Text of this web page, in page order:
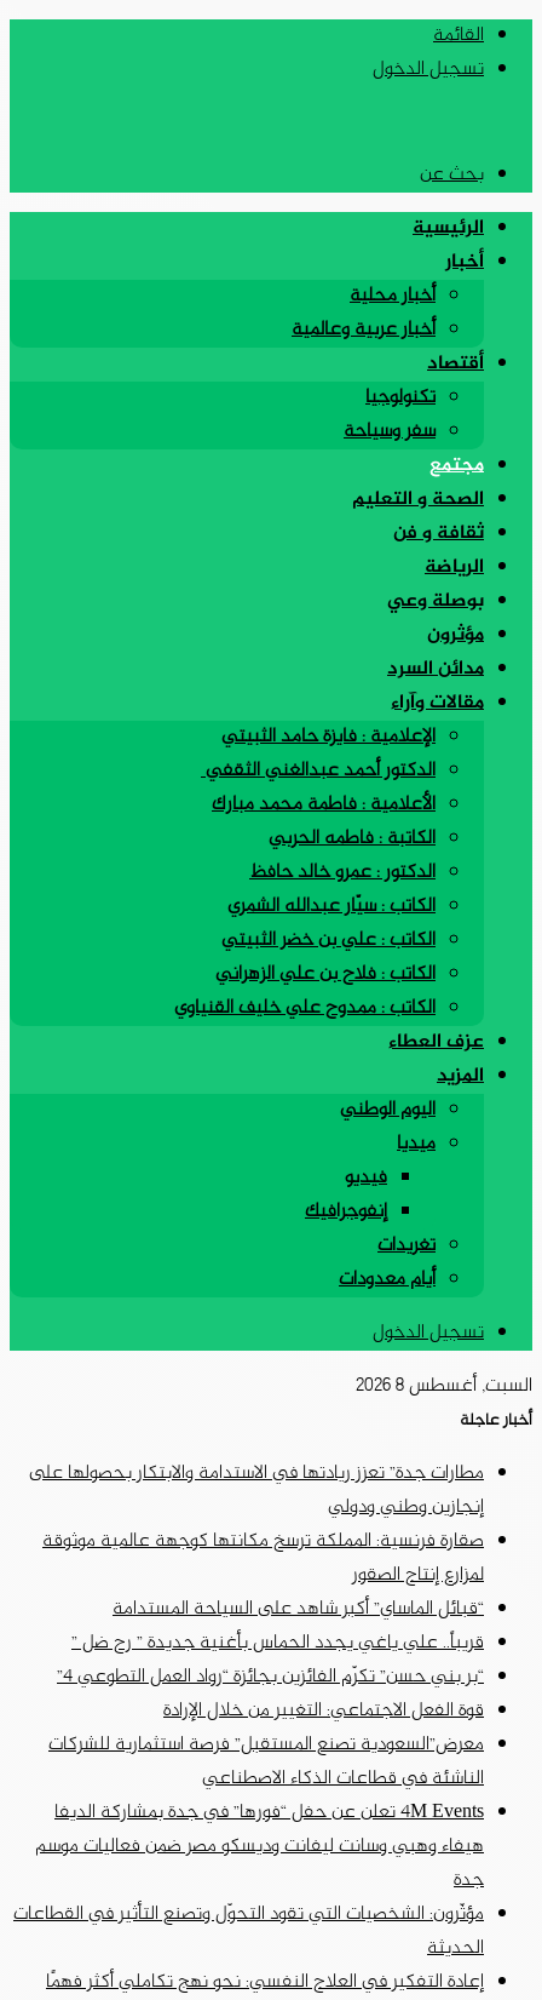
القائمة
تسجيل الدخول
بحث عن
الرئيسية
أخبار
أخبار محلية
أخبار عربية وعالمية
أقتصاد
تكنولوجيا
سفر وسياحة
مجتمع
الصحة و التعليم
ثقافة و فن
الرياضة
بوصلة وعي
مؤثرون
مدائن السرد
مقالات وآراء
الإعلامية : فايزة حامد الثبيتي
الدكتور أحمد عبدالغني الثقفي
الأعلامية : فاطمة محمد مبارك
الكاتبة : فاطمه الحربي
الدكتور : عمرو خالد حافظ
الكاتب : سيّار عبدالله الشمري
الكاتب : علي بن خضر الثبيتي
الكاتب : فلاح بن علي الزهراني
الكاتب : ممدوح علي خليف القنياوي
عزف العطاء
المزيد
اليوم الوطني
ميديا
فيديو
إنفوجرافيك
تغريدات
أيام معدودات
تسجيل الدخول
السبت, أغسطس 8 2026
أخبار عاجلة
مطارات جدة” تعزز ريادتها في الاستدامة والابتكار بحصولها على
إنجازين وطني ودولي
صقارة فرنسية: المملكة ترسخ مكانتها كوجهة عالمية موثوقة
لمزارع إنتاج الصقور
“قبائل الماساي” أكبر شاهد على السياحة المستدامة
قريباً.. علي ياغي يجدد الحماس بأغنية جديدة ” رح ضل ”
“بر بني حسن” تكرّم الفائزين بجائزة “رواد العمل التطوعي 4”
قوة الفعل الاجتماعي: التغيير من خلال الإرادة
معرض”السعودية تصنع المستقبل” فرصة استثمارية للشركات
الناشئة في قطاعات الذكاء الاصطناعي
4M Events تعلن عن حفل “فورها” في جدة بمشاركة الديفا
هيفاء وهبي وسانت ليفانت وديسكو مصر ضمن فعاليات موسم
جدة
مؤثّرون: الشخصيات التي تقود التحوّل وتصنع التأثير في القطاعات
الحديثة
إعادة التفكير في العلاج النفسي: نحو نهج تكاملي أكثر فهمًا